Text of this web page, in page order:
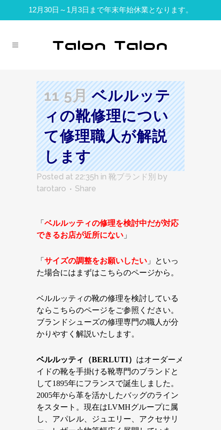
12月30日～1月3日まで年末年始休業となります。
11 5月ベルルッテ
ィの靴修理につい
て修理職人が解説
します
Posted at 22:35h in 靴ブランド別 by
tarotaro
Share
「 ベルルッティの修理を検討中だが対応
できるお店が近所にない 」
「 サイズの調整をお願いしたい 」といっ
た場合にはまずはこちらのページから。
ベルルッティの靴の修理を検討している
ならこちらのページをご参照ください。
ブランドシューズの修理専門の職人が分
かりやすく解説いたします。
ベルルッティ（BERLUTI） はオーダーメ
イドの靴を手掛ける靴専門のブランドと
して1895年にフランスで誕生しました。
2005年から革を活かしたバッグのライン
をスタート。現在はLVMHグループに属
し、アパレル、ジュエリー、アクセサリ